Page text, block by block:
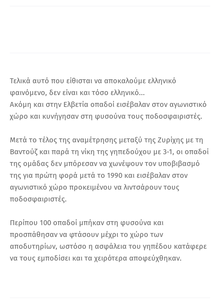
Τελικά αυτό που είθισται να αποκαλούμε ελληνικό
φαινόμενο, δεν είναι και τόσο ελληνικό...
Ακόμη και στην Ελβετία οπαδοί εισέβαλαν στον αγωνιστικό
χώρο και κυνήγησαν στη φυσούνα τους ποδοσφαιριστές.
Μετά το τέλος της αναμέτρησης μεταξύ της Ζυρίχης με τη
Βαντούζ και παρά τη νίκη της γηπεδούχου με 3-1, οι οπαδοί
της ομάδας δεν μπόρεσαν να χωνέψουν τον υποβιβασμό
της για πρώτη φορά μετά το 1990 και εισέβαλαν στον
αγωνιστικό χώρο προκειμένου να λιντσάρουν τους
ποδοσφαιριστές.
Περίπου 100 οπαδοί μπήκαν στη φυσούνα και
προσπάθησαν να φτάσουν μέχρι το χώρο των
αποδυτηρίων, ωστόσο η ασφάλεια του γηπέδου κατάφερε
να τους εμποδίσει και τα χειρότερα αποφεύχθηκαν.